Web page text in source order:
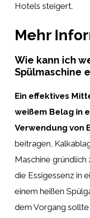
Hotels steigert.
Mehr
Wie kann ich
Spülmaschine
Ein effektives
weißem Belag in
Verwendung von
beitragen,
Maschine gründlich
die Essigessenz in
einem heißen
dem Vorgang